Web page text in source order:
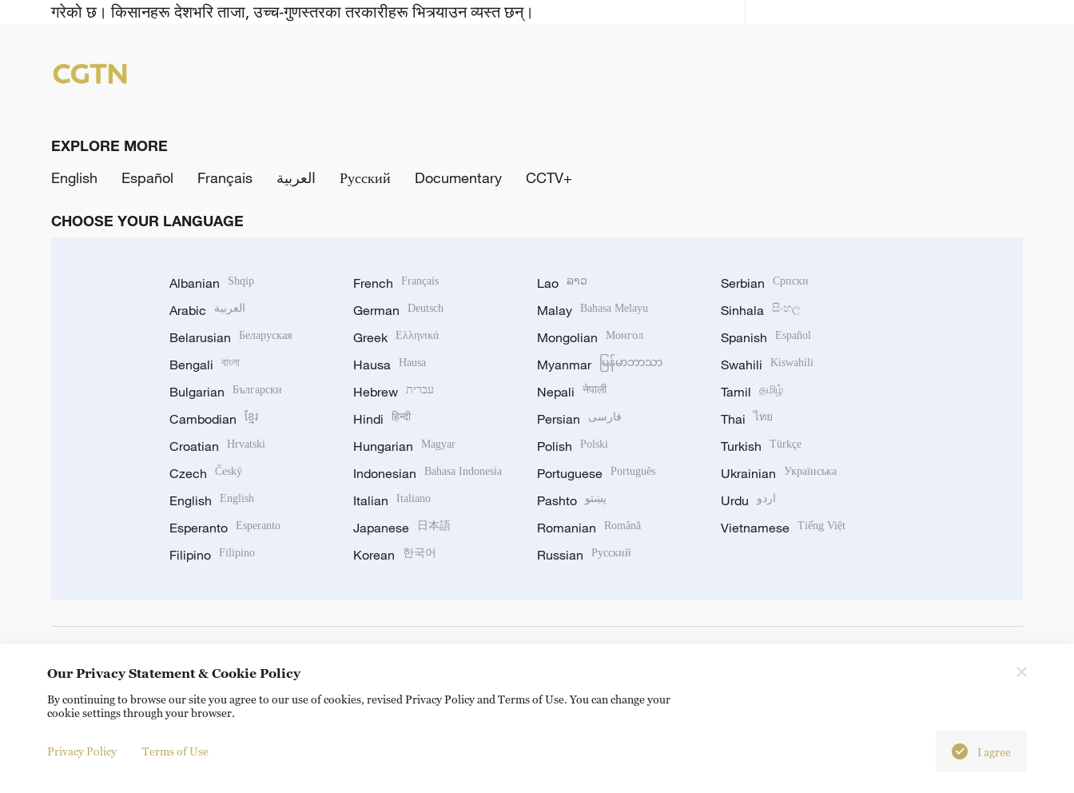
गरेको छ। किसानहरू देशभरि ताजा, उच्च-गुणस्तरका तरकारीहरू भित्र्याउन व्यस्त छन्।
EXPLORE MORE
English
Español Français العربية Русский Documentary CCTV+
CHOOSE YOUR LANGUAGE
Albanian Shqip
Arabic العربية
Belarusian Беларуская
Bengali বাংলা
Bulgarian Български
Cambodian ខ្មែរ
Croatian Hrvatski
Czech Český
English English
Esperanto Esperanto
Filipino Filipino
French Français
German Deutsch
Greek Ελληνικά
Hausa Hausa
Hebrew עברית
Hindi हिन्दी
Hungarian Magyar
Indonesian Bahasa Indonesia
Italian Italiano
Japanese 日本語
Korean 한국어
Lao ລາວ
Malay Bahasa Melayu
Mongolian Монгол
Myanmar မြန်မာဘာသာ
Nepali नेपाली
Persian فارسی
Polish Polski
Portuguese Português
Pashto پښتو
Romanian Română
Russian Русский
Serbian Српски
Sinhala සිංහල
Spanish Español
Swahili Kiswahili
Tamil தமிழ்
Thai ไทย
Turkish Türkçe
Ukrainian Українська
Urdu اردو
Vietnamese Tiếng Việt
Copyright © 2024 CGTN. 京ICP备20000184号
Our Privacy Statement & Cookie Policy
By continuing to browse our site you agree to our use of cookies, revised Privacy Policy and Terms of Use. You can change your
cookie settings through your browser.
Privacy Policy Terms of Use I agree